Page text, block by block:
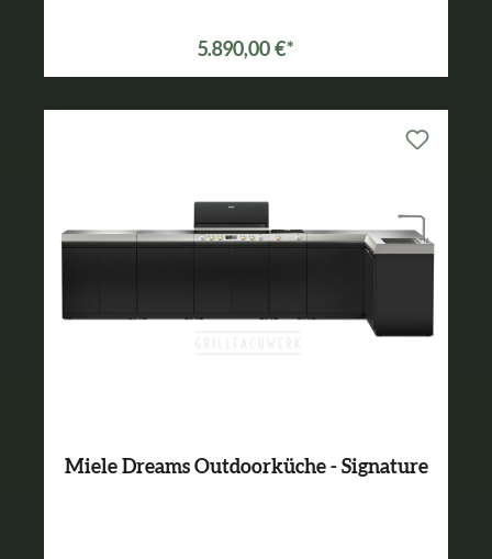
5.890,00 €*
Miele Dreams Outdoorküche - Signature